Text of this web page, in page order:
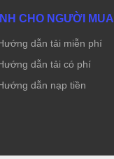
CHO NGƯỜI MUA
dẫn tải miễn phí
dẫn tải có phí
dẫn nạp tiền